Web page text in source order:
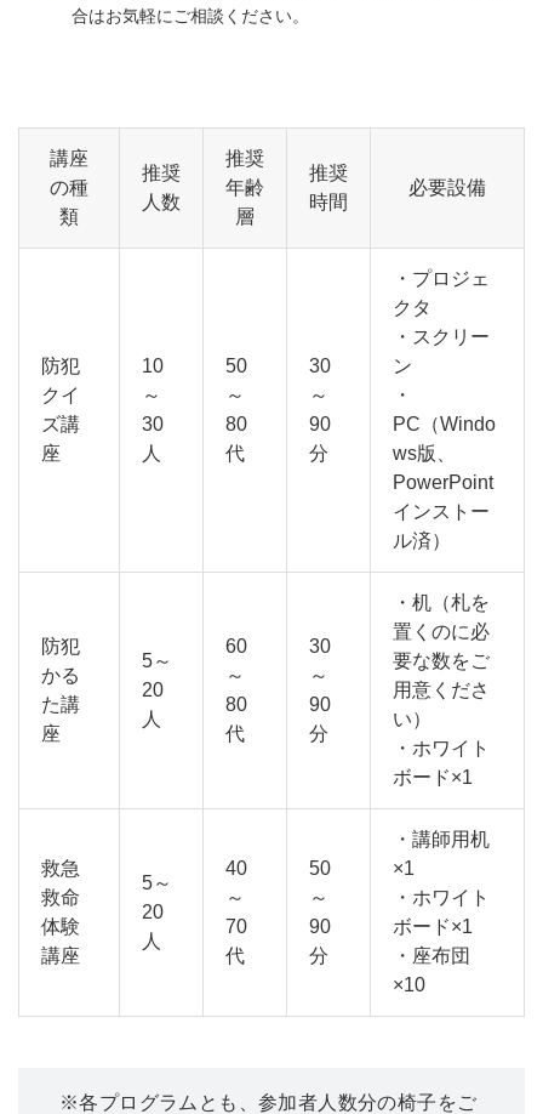
合はお気軽にご相談ください。
講座
の種
類
推奨
人数
推奨
年齢
層
推奨
時間
必要設備
防犯
クイ
ズ講
座
10
～
30
人
50
～
80
代
30
～
90
分
・プロジェ
クタ
・スクリー
ン
・
PC（Windo
ws版、
PowerPoint
インストー
ル済）
防犯
かる
た講
座
5～
20
人
60
～
80
代
30
～
90
分
・机（札を
置くのに必
要な数をご
用意くださ
い）
・ホワイト
ボード×1
救急
救命
体験
講座
5～
20
人
40
～
70
代
50
～
90
分
・講師用机
×1
・ホワイト
ボード×1
・座布団
×10
※各プログラムとも、参加者人数分の椅子をご